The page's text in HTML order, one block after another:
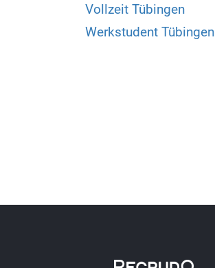
Vollzeit Tübingen
Werkstudent Tübingen